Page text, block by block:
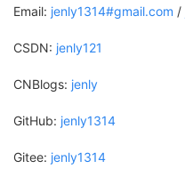
Email: jenly1314#gmail.com /
CSDN: jenly121
CNBlogs: jenly
GitHub: jenly1314
Gitee: jenly1314